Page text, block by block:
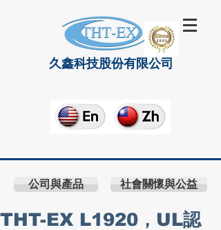
久鑫科技股份有限公司
公司與產品 社會關懷與公益
THT-EX L1920，UL認